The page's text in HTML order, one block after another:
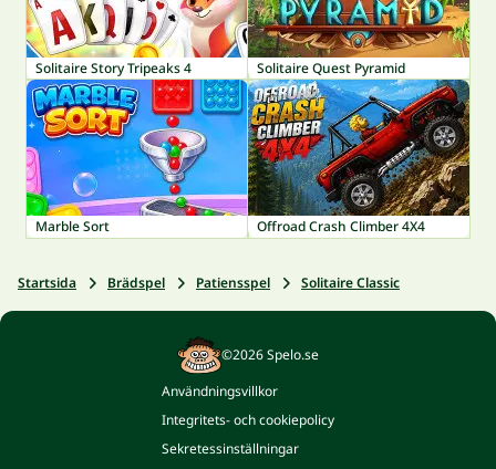
Solitaire Story Tripeaks 4 Solitaire Quest Pyramid
Marble Sort Offroad Crash Climber 4X4
Startsida Brädspel Patiensspel Solitaire Classic
©2026 Spelo.se
Användningsvillkor
Integritets- och cookiepolicy
Sekretessinställningar